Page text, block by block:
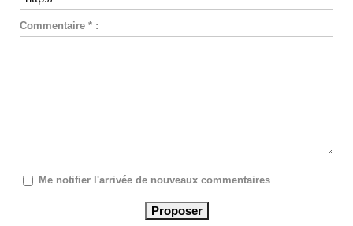
Commentaire * :
Me notifier l'arrivée de nouveaux commentaires